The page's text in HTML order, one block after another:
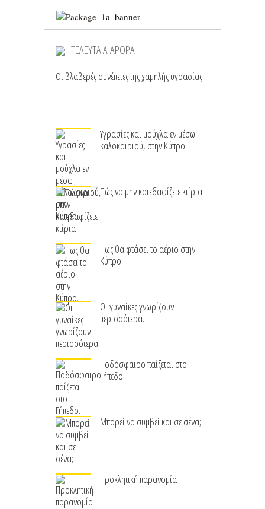
ΤΕΛΕΥΤΑΙΑ ΑΡΘΡΑ
Οι βλαβερές συνέπειες της χαμηλής υγρασίας
Υγρασίες και μούχλα εν μέσω
καλοκαιριού, στην Κύπρο
Πώς να μην κατεδαφίζετε κτίρια
Πως θα φτάσει το αέριο στην
Κύπρο.
Οι γυναίκες γνωρίζουν
περισσότερα.
Ποδόσφαιρο παίζεται στο
Γήπεδο.
Μπορεί να συμβεί και σε σένα;
Προκλητική παρανομία